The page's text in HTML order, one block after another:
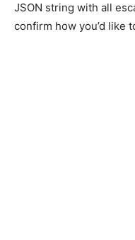
JSON string with all
confirm how you’d like